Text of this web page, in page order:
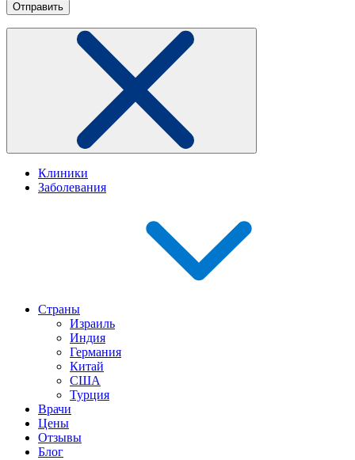
Клиники
Заболевания
Страны
Израиль
Индия
Германия
Китай
США
Турция
Врачи
Цены
Отзывы
Блог